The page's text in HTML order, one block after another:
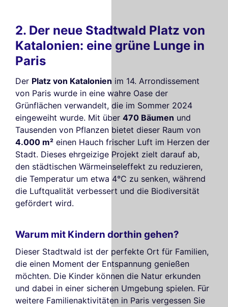
2. Der neue Stadtwald Platz von
Katalonien: eine grüne Lunge in
Paris
Der Platz von Katalonien im 14. Arrondissement
von Paris wurde in eine wahre Oase der
Grünflächen verwandelt, die im Sommer 2024
eingeweiht wurde. Mit über 470 Bäumen und
Tausenden von Pflanzen bietet dieser Raum von
4.000 m² einen Hauch frischer Luft im Herzen der
Stadt. Dieses ehrgeizige Projekt zielt darauf ab,
den städtischen Wärmeinseleffekt zu reduzieren,
die Temperatur um etwa 4°C zu senken, während
die Luftqualität verbessert und die Biodiversität
gefördert wird.
Warum mit Kindern dorthin gehen?
Dieser Stadtwald ist der perfekte Ort für Familien,
die einen Moment der Entspannung genießen
möchten. Die Kinder können die Natur erkunden
und dabei in einer sicheren Umgebung spielen. Für
weitere Familienaktivitäten in Paris vergessen Sie